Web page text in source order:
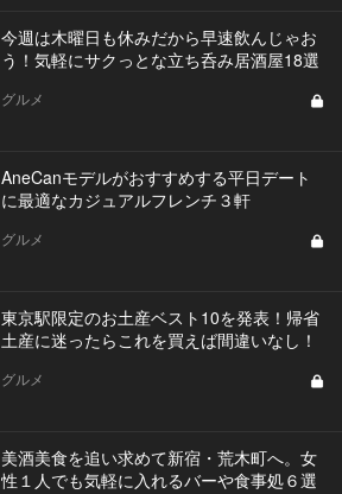
今週は木曜日も休みだから早速飲んじゃお
う！気軽にサクっとな立ち呑み居酒屋18選
グルメ
AneCanモデルがおすすめする平日デート
に最適なカジュアルフレンチ３軒
グルメ
東京駅限定のお土産ベスト10を発表！帰省
土産に迷ったらこれを買えば間違いなし！
グルメ
美酒美食を追い求めて新宿・荒木町へ。女
性１人でも気軽に入れるバーや食事処６選